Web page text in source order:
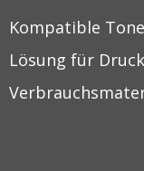
Kompatible
Lösung für